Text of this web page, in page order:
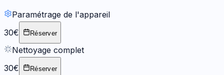
Paramétrage de l'appareil
30€
Réserver
Nettoyage complet
30€
Réserver